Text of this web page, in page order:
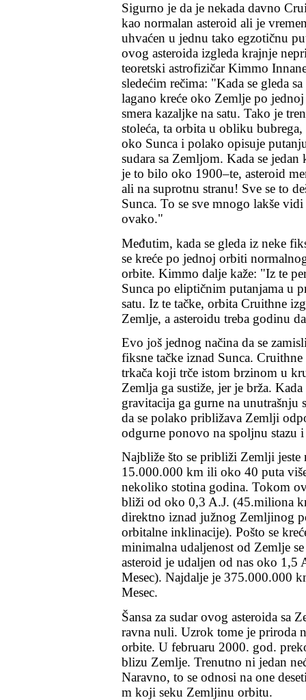
Sigurno je da je nekada davno
kao normalan asteroid ali je
uhvaćen u jednu tako egzotičnu
ovog asteroida izgleda krajnje
teoretski astrofizičar Kimmo
sledećim rečima: "Kada se gleda
lagano kreće oko Zemlje po
smera kazaljke na satu. Tako je
stoleća, ta orbita u obliku
oko Sunca i polako opisuje
sudara sa Zemljom. Kada se
je to bilo oko 1900–te, asteroid
ali na suprotnu stranu! Sve se to
Sunca. To se sve mnogo lakše
ovako."
Međutim, kada se gleda iz neke
se kreće po jednoj orbiti
orbite. Kimmo dalje kaže: "Iz te
Sunca po eliptičnim putanjama u
satu. Iz te tačke, orbita Cruithne
Zemlje, a asteroidu treba godinu
Evo još jednog načina da se
fiksne tačke iznad Sunca.
trkača koji trče istom brzinom u
Zemlja ga sustiže, jer je brža.
gravitacija ga gurne na unutrašnju
da se polako približava Zemlji
odgurne ponovo na spoljnu stazu
Najbliže što se približi Zemlji jeste
15.000.000 km ili oko 40 puta
nekoliko stotina godina. Tokom
bliži od oko 0,3 A.J. (45.miliona
direktno iznad južnog Zemljinog
orbitalne inklinacije). Pošto se
minimalna udaljenost od Zemlje
asteroid je udaljen od nas oko
Mesec). Najdalje je 375.000.000
Mesec.
Šansa za sudar ovog asteroida sa
ravna nuli. Uzrok tome je priroda
orbite. U februaru 2000. god.
blizu Zemlje. Trenutno ni jedan
Naravno, to se odnosi na one
m koji seku Zemljinu orbitu.